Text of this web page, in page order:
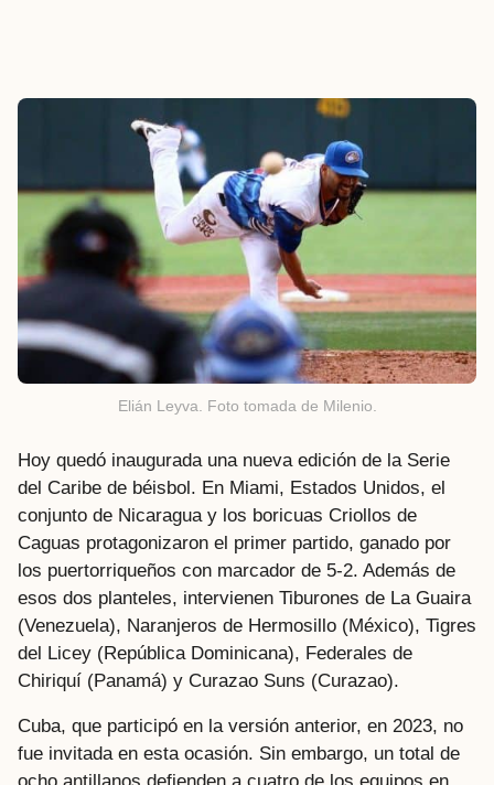
Elián Leyva. Foto tomada de Milenio.
Hoy quedó inaugurada una nueva edición de la Serie
del Caribe de béisbol. En Miami, Estados Unidos, el
conjunto de Nicaragua y los boricuas Criollos de
Caguas protagonizaron el primer partido, ganado por
los puertorriqueños con marcador de 5-2. Además de
esos dos planteles, intervienen Tiburones de La Guaira
(Venezuela), Naranjeros de Hermosillo (México), Tigres
del Licey (República Dominicana), Federales de
Chiriquí (Panamá) y Curazao Suns (Curazao).
Cuba, que participó en la versión anterior, en 2023, no
fue invitada en esta ocasión. Sin embargo, un total de